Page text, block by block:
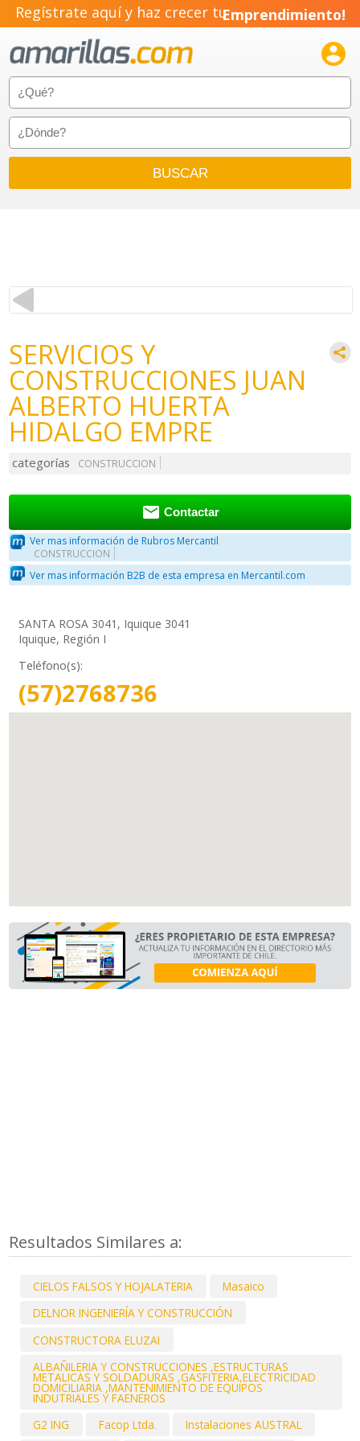
Regístrate aquí y haz crecer tuEmprendimiento!

SERVICIOS Y
CONSTRUCCIONES JUAN
ALBERTO HUERTA
HIDALGO EMPRE
categorías CONSTRUCCION
 Contactar
Ver mas información de Rubros Mercantil
CONSTRUCCION
Ver mas información B2B de esta empresa en Mercantil.com
SANTA ROSA 3041, Iquique 3041
Iquique, Región I
Teléfono(s):
(57)2768736
Resultados Similares a:
CIELOS FALSOS Y HOJALATERIA
Masaico
DELNOR INGENIERÍA Y CONSTRUCCIÓN
CONSTRUCTORA ELUZAI
ALBAÑILERIA Y CONSTRUCCIONES ,ESTRUCTURAS
METALICAS Y SOLDADURAS ,GASFITERIA,ELECTRICIDAD
DOMICILIARIA ,MANTENIMIENTO DE EQUIPOS
INDUTRIALES Y FAENEROS
G2 ING
Facop Ltda. Instalaciones AUSTRAL